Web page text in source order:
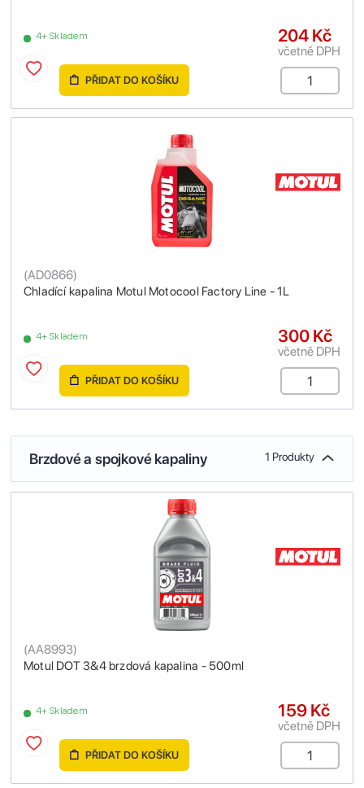
4+ Skladem 204 Kč
včetně DPH
PŘIDAT DO KOŠÍKU
Chladící kapalina Motul Motocool Factory Line - 1L
(AD0866)
4+ Skladem 300 Kč
včetně DPH
PŘIDAT DO KOŠÍKU
Brzdové a spojkové kapaliny 1 Produkty
Motul DOT 3&4 brzdová kapalina - 500ml
(AA8993)
4+ Skladem 159 Kč
včetně DPH
PŘIDAT DO KOŠÍKU